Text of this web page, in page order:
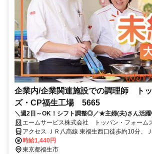
企業内/企業関連施設での調理師 ト
ズ・CP福生工場 5665
＼週2日～OK！シフト調整◎／★主婦(夫)さん活
かせる★待遇充実の大手企業◎
エームサービス株式会社 トッパン・フォーム
(5665)
アクセス ＪＲ八高線 東福生西口徒歩約10分、
線 福生東口徒歩約17分、ＪＲ青梅線/ＪＲ中央
分 ※住所から自動設定しているため、MAPの位
時給1,440円
東京都福生市